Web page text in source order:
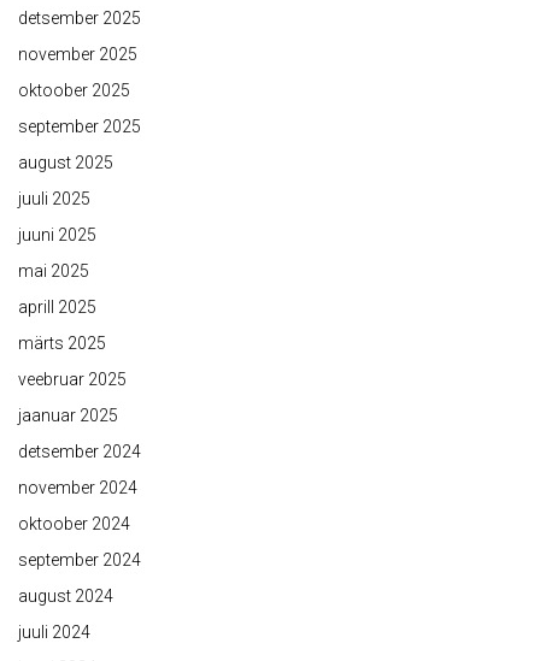
detsember 2025
november 2025
oktoober 2025
september 2025
august 2025
juuli 2025
juuni 2025
mai 2025
aprill 2025
märts 2025
veebruar 2025
jaanuar 2025
detsember 2024
november 2024
oktoober 2024
september 2024
august 2024
juuli 2024